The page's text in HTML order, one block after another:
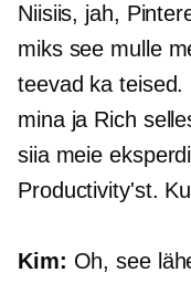
Niisiis, jah,
miks see mulle
teevad ka teised.
mina ja Rich
siia meie
Productivity'st.
Kim: Oh, see